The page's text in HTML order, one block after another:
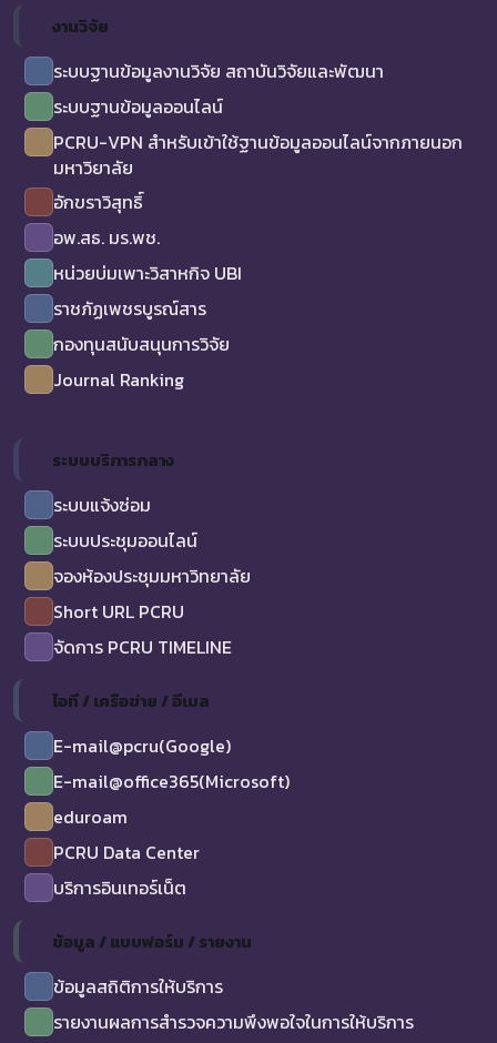
งานวิจัย
ระบบฐานข้อมูลงานวิจัย สถาบันวิจัยและพัฒนา
ระบบฐานข้อมูลออนไลน์
PCRU-VPN สำหรับเข้าใช้ฐานข้อมูลออนไลน์จากภายนอก
มหาวิยาลัย
อักขราวิสุทธิ์
อพ.สธ. มร.พช.
หน่วยบ่มเพาะวิสาหกิจ UBI
ราชภัฏเพชรบูรณ์สาร
กองทุนสนับสนุนการวิจัย
Journal Ranking
ระบบบริการกลาง
ระบบแจ้งซ่อม
ระบบประชุมออนไลน์
จองห้องประชุมมหาวิทยาลัย
Short URL PCRU
จัดการ PCRU TIMELINE
ไอที / เครือข่าย / อีเมล
E-mail@pcru(Google)
E-mail@office365(Microsoft)
eduroam
PCRU Data Center
บริการอินเทอร์เน็ต
ข้อมูล / แบบฟอร์ม / รายงาน
ข้อมูลสถิติการให้บริการ
รายงานผลการสำรวจความพึงพอใจในการให้บริการ